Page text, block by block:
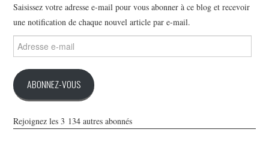
Saisissez votre adresse e-mail pour vous abonner à ce blog et recevoir
une notification de chaque nouvel article par e-mail.
e-
ABONNEZ-VOUS
Rejoignez les 3 134 autres abonnés